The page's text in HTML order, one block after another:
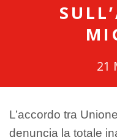
21
L’accordo tra
denuncia la totale